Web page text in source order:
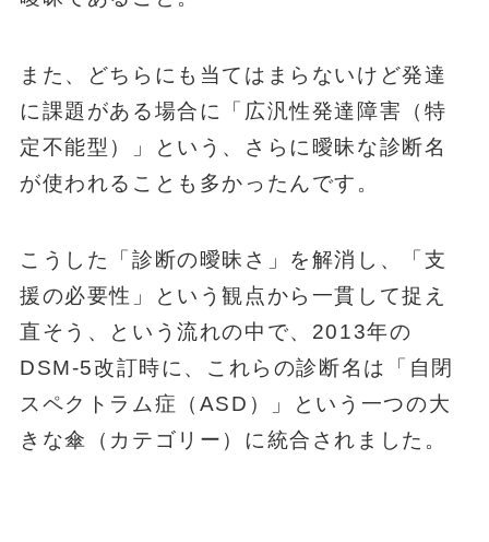
また、どちらにも当てはまらないけど発達
に課題がある場合に「広汎性発達障害（特
定不能型）」という、さらに曖昧な診断名
が使われることも多かったんです。
こうした「診断の曖昧さ」を解消し、「支
援の必要性」という観点から一貫して捉え
直そう、という流れの中で、2013年の
DSM-5改訂時に、これらの診断名は「自閉
スペクトラム症（ASD）」という一つの大
きな傘（カテゴリー）に統合されました。